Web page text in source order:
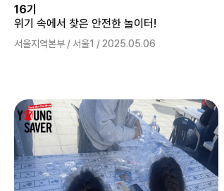
16기
위기 속에서 찾은 안전한 놀이터!
서울지역본부 / 서울1 / 2025.05.06